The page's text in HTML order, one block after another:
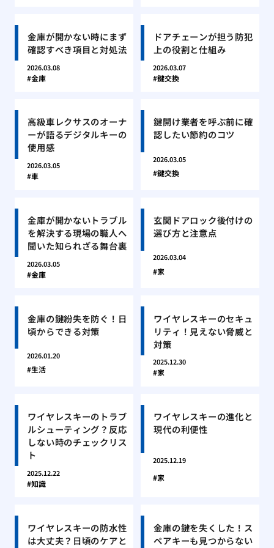
金庫が開かない時にまず
確認すべき項目と対処法
2026.03.08
金庫
ドアチェーンが担う防犯
上の役割と仕組み
2026.03.07
鍵交換
高級車レクサスのオーナ
ーが語るデジタルキーの
使用感
2026.03.05
車
鍵開け業者を呼ぶ前に確
認したい節約のコツ
2026.03.05
鍵交換
金庫が開かないトラブル
を解決する現場の職人へ
聞いた知られざる舞台裏
2026.03.05
金庫
玄関ドアロック後付けの
選び方と注意点
2026.03.04
家
金庫の鍵紛失を防ぐ！日
頃からできる対策
2026.01.20
生活
ワイヤレスキーのセキュ
リティ！見えない脅威と
対策
2025.12.30
家
ワイヤレスキーのトラブ
ルシューティング？反応
しない時のチェックリス
ト
2025.12.22
知識
ワイヤレスキーの進化と
現代の利便性
2025.12.19
家
ワイヤレスキーの防水性
は大丈夫？日頃のケアと
金庫の鍵を失くした！ス
ペアキーも見つからない